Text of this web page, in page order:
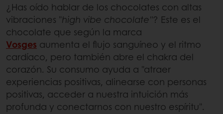
¿Has oído hablar de los chocolates con altas
vibraciones "high vibe chocolate"? Este es el
chocolate que según la marca
Vosges aumenta el flujo sanguíneo y el ritmo
cardíaco, pero también abre el chakra del
corazón. Su consumo ayuda a "atraer
experiencias positivas, alinearse con personas
positivas, acceder a nuestra intuición más
profunda y conectarnos con nuestro espíritu".